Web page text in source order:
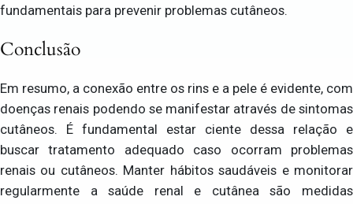
fundamentais para prevenir problemas cutâneos.
Conclusão
Em resumo, a conexão entre os rins e a pele é evidente, com
doenças renais podendo se manifestar através de sintomas
cutâneos. É fundamental estar ciente dessa relação e
buscar tratamento adequado caso ocorram problemas
renais ou cutâneos. Manter hábitos saudáveis e monitorar
regularmente a saúde renal e cutânea são medidas